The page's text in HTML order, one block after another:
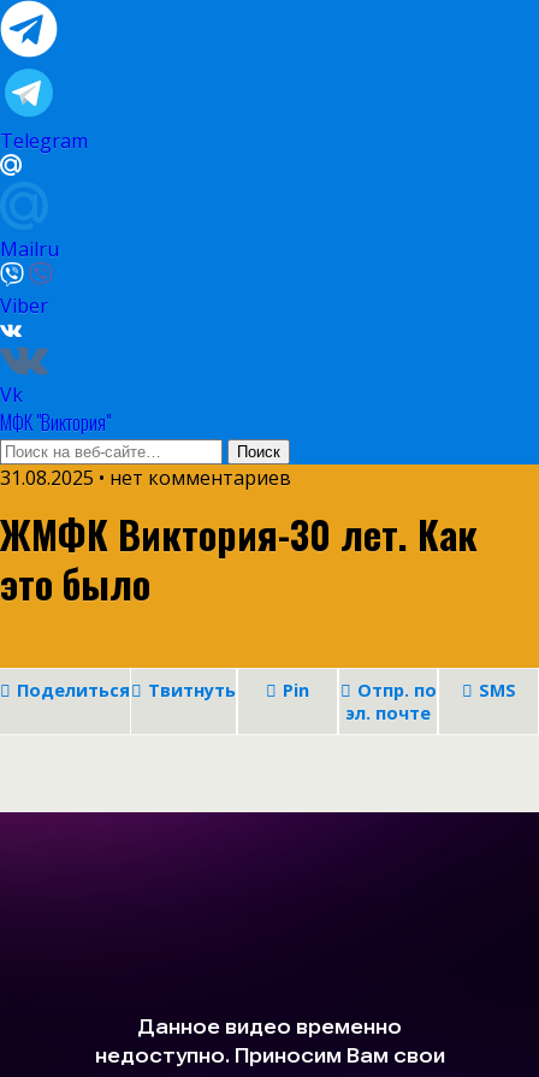
Telegram
Mailru
Viber
Vk
МФК "Виктория"
31.08.2025 • нет комментариев
ЖМФК Виктория-30 лет. Как
это было
Поделиться Твитнуть Pin
Отпр. по
эл. почте
SMS